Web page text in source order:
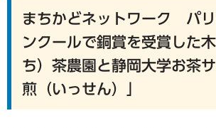
まちかどネットワーク パリ
ンクールで銅賞を受賞した
ち）茶農園と静岡大学お茶
煎（いっせん）」